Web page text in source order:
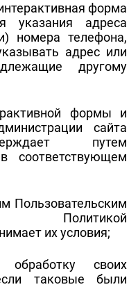
форма
указания адреса
номера телефона,
адрес или
другому
формы и
сайта
путем
соответствующем
Пользовательским
Политикой
их условия;
своих
таковые были